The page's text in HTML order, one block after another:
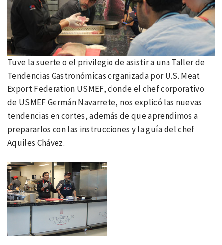
Tuve la suerte o el privilegio de asistir a una Taller de
Tendencias Gastronómicas organizada por U.S. Meat
Export Federation USMEF, donde el chef corporativo
de USMEF Germán Navarrete, nos explicó las nuevas
tendencias en cortes, además de que aprendimos a
prepararlos con las instrucciones y la guía del chef
Aquiles Chávez.